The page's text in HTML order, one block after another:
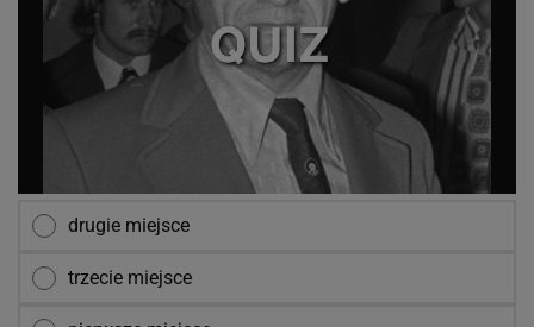
drugie miejsce
trzecie miejsce